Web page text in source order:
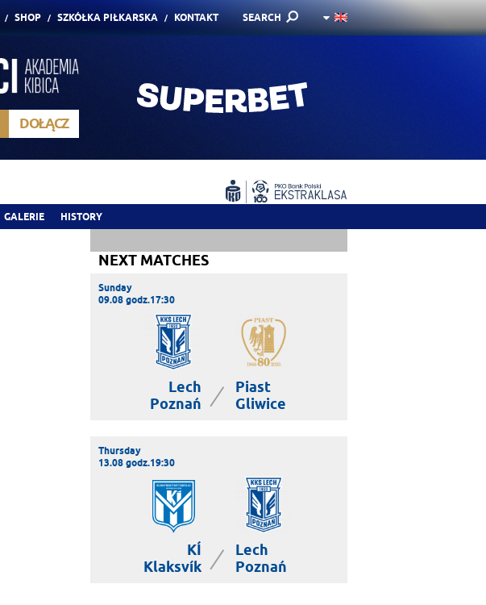
SHOP SZKÓŁKA PIŁKARSKA KONTAKT SEARCH
DOŁĄCZ
GALERIE HISTORY
NEXT MATCHES
Sunday
09.08 godz.17:30
Lech
Poznań
|
Piast
Gliwice
Thursday
13.08 godz.19:30
KÍ
Klaksvík
|
Lech
Poznań